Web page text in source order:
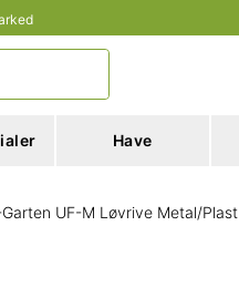
Have
UF-M Løvrive Metal/Plast